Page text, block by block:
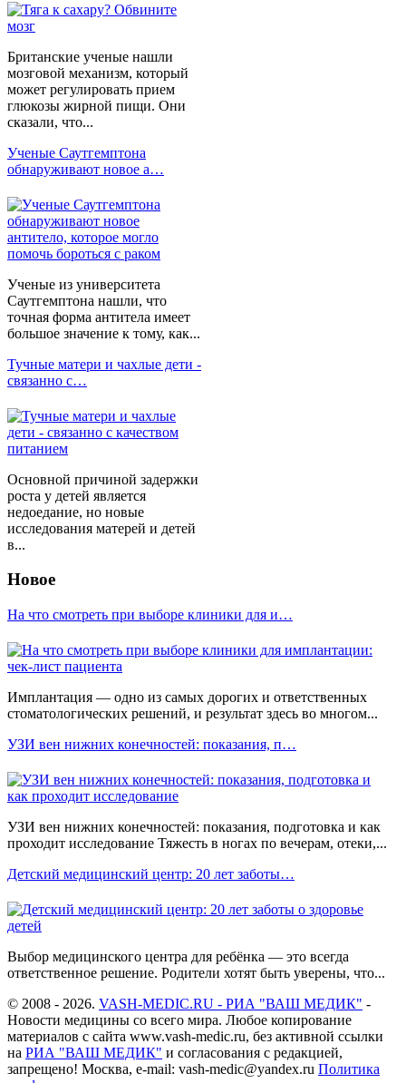
Британские ученые нашли
мозговой механизм, который
может регулировать прием
глюкозы жирной пищи. Они
сказали, что...
Ученые Саутгемптона
обнаруживают новое а…
Ученые из университета
Саутгемптона нашли, что
точная форма антитела имеет
большое значение к тому, как...
Тучные матери и чахлые дети -
связанно с…
Основной причиной задержки
роста у детей является
недоедание, но новые
исследования матерей и детей
в...
Новое
На что смотреть при выборе клиники для и…
Имплантация — одно из самых дорогих и ответственных
стоматологических решений, и результат здесь во многом...
УЗИ вен нижних конечностей: показания, п…
УЗИ вен нижних конечностей: показания, подготовка и как
проходит исследование Тяжесть в ногах по вечерам, отеки,...
Детский медицинский центр: 20 лет заботы…
Выбор медицинского центра для ребёнка — это всегда
ответственное решение. Родители хотят быть уверены, что...
© 2008 - 2026. VASH-MEDIC.RU - РИА "ВАШ МЕДИК" -
Новости медицины со всего мира. Любое копирование
материалов с сайта www.vash-medic.ru, без активной ссылки
на РИА "ВАШ МЕДИК" и согласования с редакцией,
запрещено! Москва, e-mail: vash-medic@yandex.ru Политика